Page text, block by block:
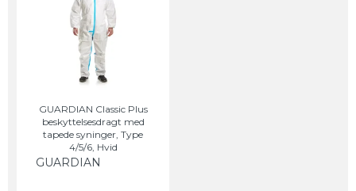
GUARDIAN Classic Plus
beskyttelsesdragt med
tapede syninger, Type
4/5/6, Hvid
GUARDIAN